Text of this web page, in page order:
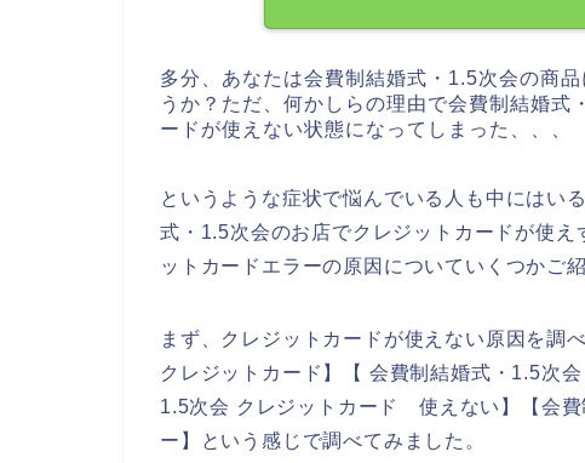
多分、あなたは会費制結婚式・1.5次会の商
うか？ただ、何かしらの理由で会費制結婚
ードが使えない状態になってしまった、、、
というような症状で悩んでいる人も中にはい
式・1.5次会のお店でクレジットカードが使
ットカードエラーの原因についていくつかご
まず、クレジットカードが使えない原因を調
クレジットカード】【 会費制結婚式・1.5次
1.5次会 クレジットカード 使えない】【会
ー】という感じで調べてみました。